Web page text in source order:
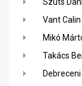
Vant Calin
Mikó
Takács